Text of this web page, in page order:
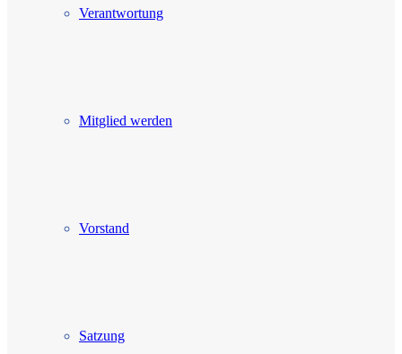
Verantwortung
Mitglied werden
Vorstand
Satzung